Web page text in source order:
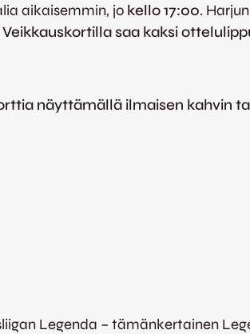
aikaisemmin, jo kello 17:00.
Veikkauskortilla saa kaksi
näyttämällä ilmaisen kahvin
Legenda – tämänkertainen